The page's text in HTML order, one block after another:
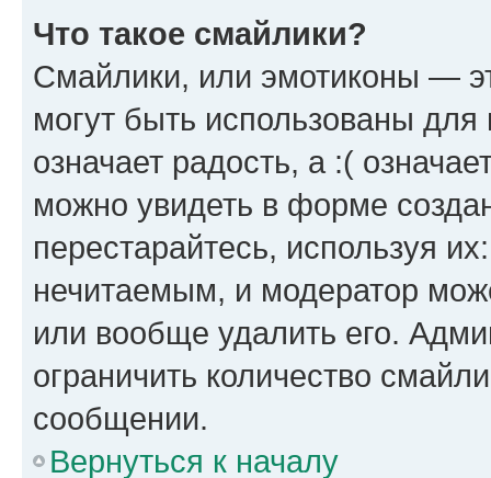
Что такое смайлики?
Смайлики, или эмотиконы —
могут быть использованы
означает радость, а :(
можно увидеть в форме
перестарайтесь, используя
нечитаемым, и модератор
или вообще удалить его.
ограничить количество
сообщении.
Вернуться к началу